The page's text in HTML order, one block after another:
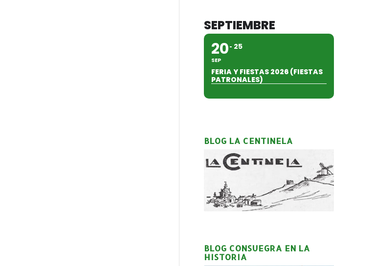
SEPTIEMBRE
20
SEP
25
FERIA Y FIESTAS 2026 (FIESTAS
PATRONALES)
BLOG LA CENTINELA
BLOG CONSUEGRA EN LA
HISTORIA